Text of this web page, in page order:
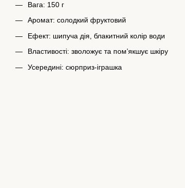
Вага: 150 г
Аромат: солодкий фруктовий
Ефект: шипуча дія, блакитний колір води
Властивості: зволожує та пом’якшує шкіру
Усередині: сюрприз-іграшка